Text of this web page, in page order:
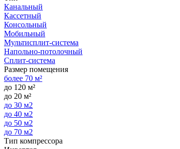
Канальный
Кассетный
Консольный
Мобильный
Мультисплит-система
Напольно-потолочный
Сплит-система
Размер помещения
более 70 м²
до 120 м²
до 20 м²
до 30 м2
до 40 м2
до 50 м2
до 70 м2
Тип компрессора